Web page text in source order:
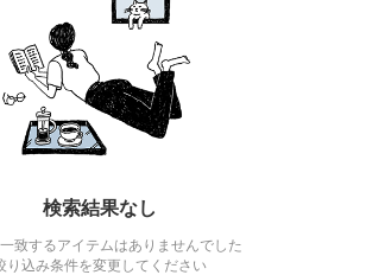
検索結果なし
致するアイテムはありませんでした
り込み条件を変更してください